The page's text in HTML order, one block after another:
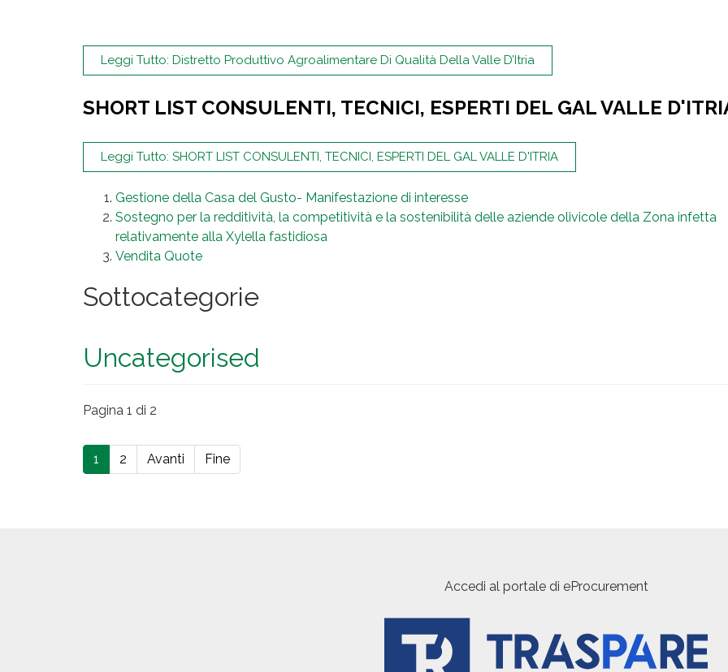
Leggi Tutto: Distretto Produttivo Agroalimentare Di Qualità Della Valle D’Itria
SHORT LIST CONSULENTI, TECNICI, ESPERTI DEL GAL VALLE
Leggi Tutto: SHORT LIST CONSULENTI, TECNICI, ESPERTI DEL GAL VALLE D'ITRIA
Gestione della Casa del Gusto- Manifestazione di interesse
Sostegno per la redditività, la competitività e la sostenibilità delle aziende olivicole della Zona infetta
relativamente alla Xylella fastidiosa
Vendita Quote
Sottocategorie
Uncategorised
Pagina 1 di 2
1 2 Avanti Fine
Accedi al portale di eProcurement